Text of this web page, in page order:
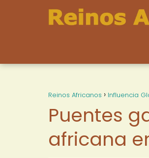
Reinos Africanos Influencia
Puentes
africana